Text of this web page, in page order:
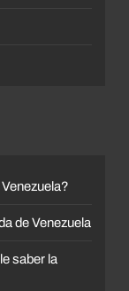
de Venezuela
saber la